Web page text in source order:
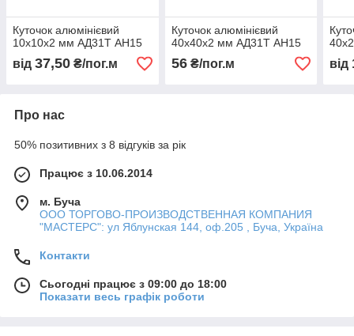
Куточок алюмінієвий
10х10х2 мм АД31Т АН15
від 37,50 ₴/пог.м
Куточок алюмінієвий
40х40х2 мм АД31Т АН15
56₴/пог.м від
Про нас
50% позитивних з 8 відгуків за рік
Працює з 10.06.2014
м. Буча
ООО ТОРГОВО-ПРОИЗВОДСТВЕННАЯ КОМПАНИЯ
"МАСТЕРС": ул Яблунская 144, оф.205 , Буча, Україна
Контакти
Сьогодні працює з 09:00 до 18:00
Показати весь графік роботи